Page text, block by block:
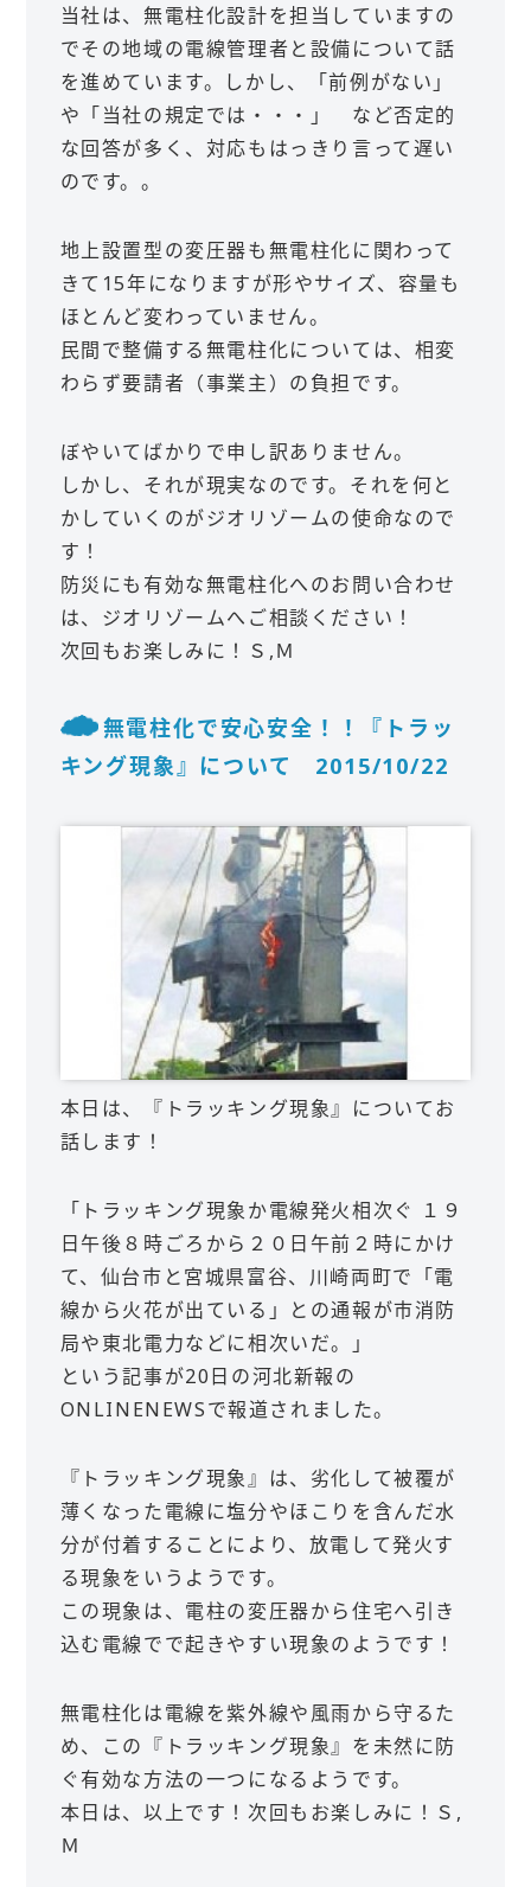
当社は、無電柱化設計を担当していますの
でその地域の電線管理者と設備について話
を進めています。しかし、「前例がない」
や「当社の規定では・・・」 など否定的
な回答が多く、対応もはっきり言って遅い
のです。。
地上設置型の変圧器も無電柱化に関わって
きて15年になりますが形やサイズ、容量も
ほとんど変わっていません。
民間で整備する無電柱化については、相変
わらず要請者（事業主）の負担です。
ぼやいてばかりで申し訳ありません。
しかし、それが現実なのです。それを何と
かしていくのがジオリゾームの使命なので
す！
防災にも有効な無電柱化へのお問い合わせ
は、ジオリゾームへご相談ください！
次回もお楽しみに！Ｓ,Ｍ
無電柱化で安心安全！！『トラッ
キング現象』について 2015/10/22
本日は、『トラッキング現象』についてお
話します！
「トラッキング現象か電線発火相次ぐ １９
日午後８時ごろから２０日午前２時にかけ
て、仙台市と宮城県富谷、川崎両町で「電
線から火花が出ている」との通報が市消防
局や東北電力などに相次いだ。」
という記事が20日の河北新報の
ONLINENEWSで報道されました。
『トラッキング現象』は、劣化して被覆が
薄くなった電線に塩分やほこりを含んだ水
分が付着することにより、放電して発火す
る現象をいうようです。
この現象は、電柱の変圧器から住宅へ引き
込む電線でで起きやすい現象のようです！
無電柱化は電線を紫外線や風雨から守るた
め、この『トラッキング現象』を未然に防
ぐ有効な方法の一つになるようです。
本日は、以上です！次回もお楽しみに！Ｓ,
Ｍ